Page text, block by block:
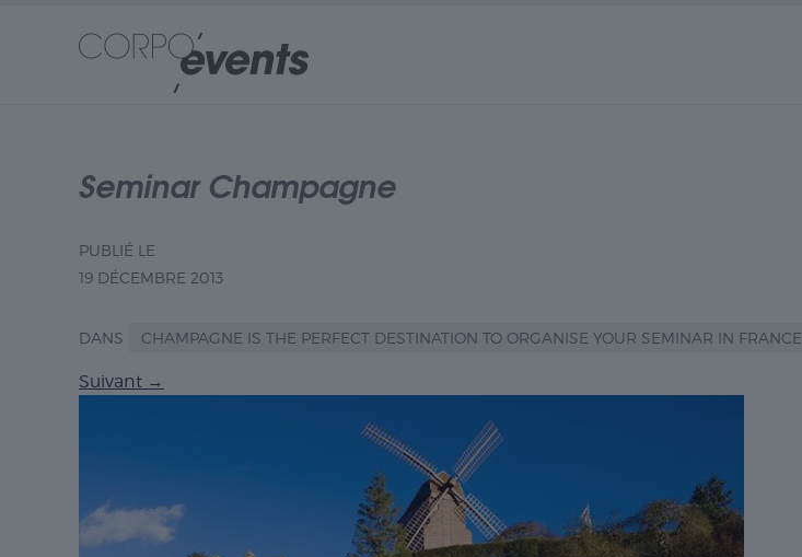
Seminar Champagne
PUBLIÉ LE
19 DÉCEMBRE 2013
DANS CHAMPAGNE IS THE PERFECT DESTINATION TO ORGANISE YOUR SEMINAR IN FRANCE
Suivant →